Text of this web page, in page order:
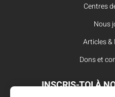
Centres
Nous
Articles &
Dons et
INSCRIS-TOI À